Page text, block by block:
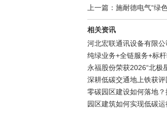
上一篇：施耐德电气“绿
相关资讯
河北宏联通讯设备有限
纯绿业务+全链服务+标
永福股份荣获2026“北极
深耕低碳交通地上铁获
零碳园区建设如何落地
园区建筑如何实现低碳